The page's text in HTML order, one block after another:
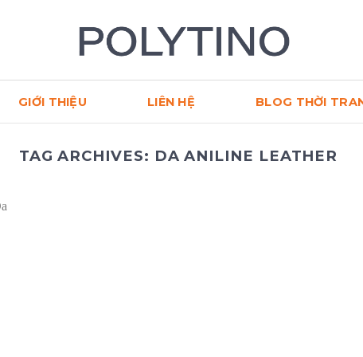
GIỚI THIỆU LIÊN HỆ BLOG THỜI
TAG ARCHIVES: DA ANILINE LEATHER